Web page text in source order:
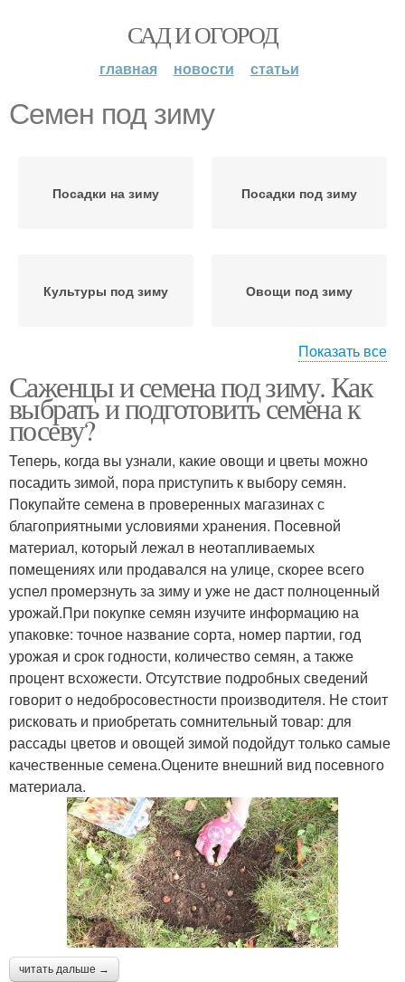
САД И ОГОРОД
главная новости статьи
Семен под зиму
Посадки на зиму Посадки под зиму
Культуры под зиму Овощи под зиму
Петрушки под зиму
Показать все
Саженцы и семена под зиму. Как
выбрать и подготовить семена к
посеву?
Теперь, когда вы узнали, какие овощи и цветы можно
посадить зимой, пора приступить к выбору семян.
Покупайте семена в проверенных магазинах с
благоприятными условиями хранения. Посевной
материал, который лежал в неотапливаемых
помещениях или продавался на улице, скорее всего
успел промерзнуть за зиму и уже не даст полноценный
урожай.При покупке семян изучите информацию на
упаковке: точное название сорта, номер партии, год
урожая и срок годности, количество семян, а также
процент всхожести. Отсутствие подробных сведений
говорит о недобросовестности производителя. Не стоит
рисковать и приобретать сомнительный товар: для
рассады цветов и овощей зимой подойдут только самые
качественные семена.Оцените внешний вид посевного
материала.
читать дальше →